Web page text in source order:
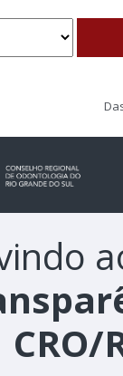
CRO/